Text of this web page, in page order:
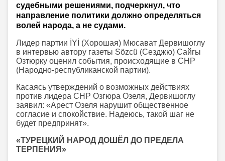
судебными решениями, подчеркнул, что
направление политики должно определяться
волей народа, а не судами.
Лидер партии İYİ (Хорошая) Мюсават Дервишоглу
в интервью автору газеты Sözcü (Сезджю) Сайгы
Озтюрку оценил события, происходящие в CHP
(Народно-республиканской партии).
Касаясь утверждений о возможных действиях
против лидера CHP Озгюра Озеля, Дервишоглу
заявил: «Арест Озеля нарушит общественное
согласие и спокойствие. Надеюсь, такой шаг не
будет предпринят».
«ТУРЕЦКИЙ НАРОД ДОШЁЛ ДО ПРЕДЕЛА
ТЕРПЕНИЯ»